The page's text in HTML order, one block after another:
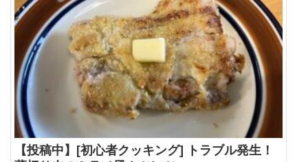
【投稿中】[初心者クッキング] トラブル発生！